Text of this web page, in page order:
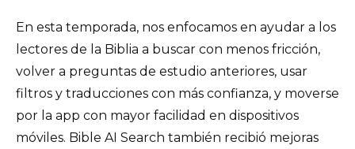
En esta temporada, nos enfocamos en ayudar a los
lectores de la Biblia a buscar con menos fricción,
volver a preguntas de estudio anteriores, usar
filtros y traducciones con más confianza, y moverse
por la app con mayor facilidad en dispositivos
móviles. Bible AI Search también recibió mejoras